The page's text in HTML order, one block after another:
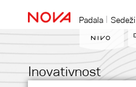
Padala Sedeži
Inovativnost